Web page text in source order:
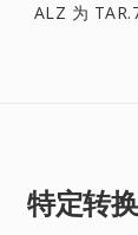
ALZ 为
特定转